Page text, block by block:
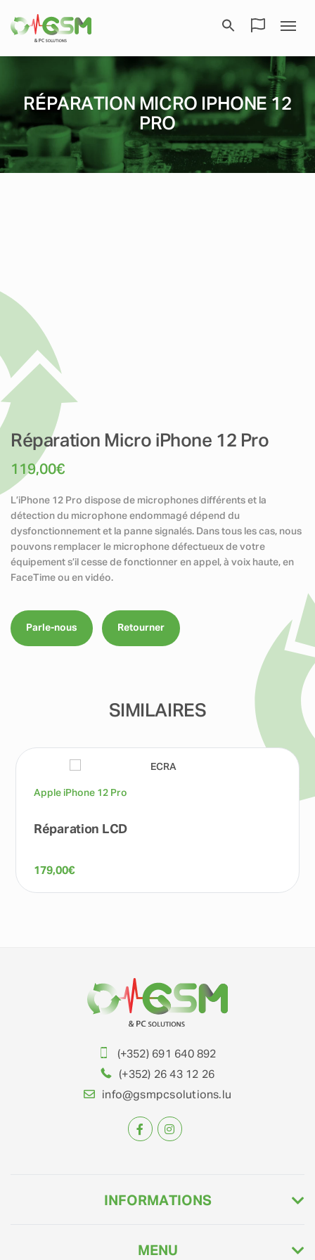
RÉPARATION MICRO IPHONE 12
PRO
Réparation Micro iPhone 12 Pro
119,00€
L’iPhone 12 Pro dispose de microphones différents et la
détection du microphone endommagé dépend du
dysfonctionnement et la panne signalés. Dans tous les cas, nous
pouvons remplacer le microphone défectueux de votre
équipement s’il cesse de fonctionner en appel, à voix haute, en
FaceTime ou en vidéo.
Parle-nous Retourner
SIMILAIRES
Apple iPhone 12 Pro
Réparation LCD
179,00€
(+352) 691 640 892
(+352) 26 43 12 26
info@gsmpcsolutions.lu
INFORMATIONS
MENU